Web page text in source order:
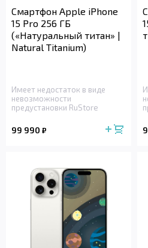
Смартфон Apple iPhone
15 Pro 256 ГБ
(«Натуральный титан» |
Natural Titanium)
Имеет недостаток в виде
невозможности
предустановки RuStore
99 990 ₽